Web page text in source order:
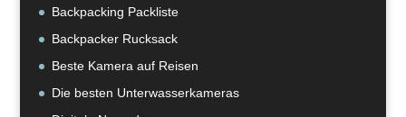
Backpacking Packliste
Backpacker Rucksack
Beste Kamera auf Reisen
Die besten Unterwasserkameras